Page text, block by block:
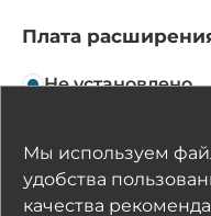
Плата
Не установлено
CP-118EL-A
Мы используем
удобства
качества